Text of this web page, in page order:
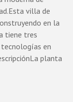
villa de
en la
tiene tres
en
planta